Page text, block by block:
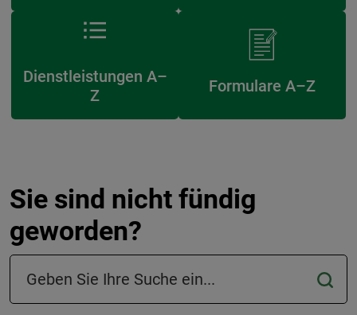
Dienstleistungen A–
Z
Formulare A–Z
Sie sind nicht fündig
geworden?
Suchfeld in der Fußzeile